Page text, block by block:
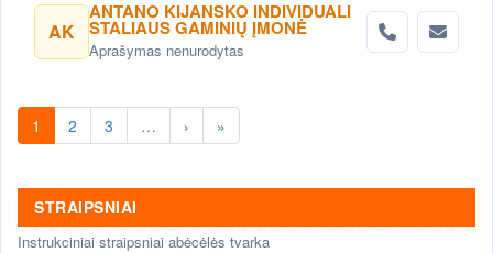
AK
ANTANO KIJANSKO INDIVIDUALI
STALIAUS GAMINIŲ ĮMONĖ
Aprašymas nenurodytas
1 2 3 … › »
STRAIPSNIAI
Instrukciniai straipsniai abėcėlės tvarka